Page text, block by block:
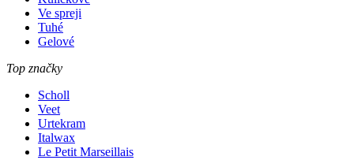
Ve spreji
Tuhé
Gelové
Top značky
Scholl
Veet
Urtekram
Italwax
Le Petit Marseillais